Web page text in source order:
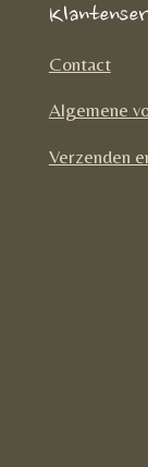
b
o
k
Contact
Algemene
Verzenden